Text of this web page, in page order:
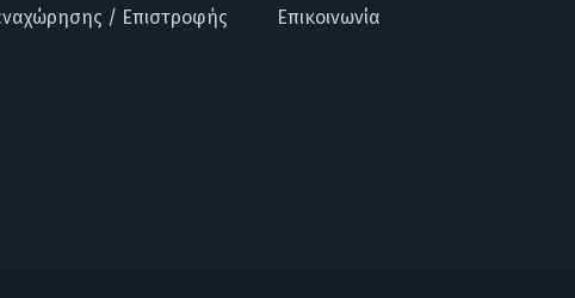
/ Επιστροφής
Επικοινωνία